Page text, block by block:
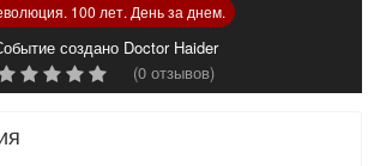
100 лет. День за днем.
создано Doctor Haider
(0 отзывов)